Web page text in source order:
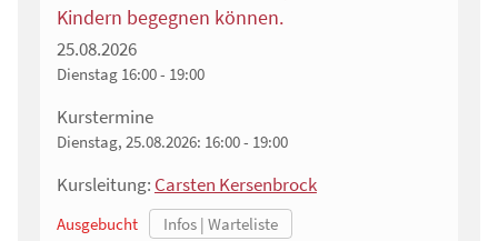
Kindern begegnen können.
25.08.2026
Dienstag 16:00 - 19:00
Kurstermine
Dienstag, 25.08.2026: 16:00 - 19:00
Kursleitung: Carsten Kersenbrock
Ausgebucht